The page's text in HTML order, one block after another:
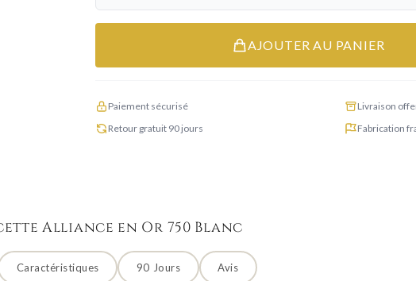
AJOUTER AU PANIER
Paiement sécurisé
Livraison
Retour gratuit 90 jours
Fabrication
Alliance en Or 750 Blanc
Caractéristiques 90 Jours Avis